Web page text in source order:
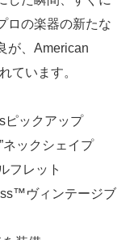
ロの楽器の新たな
が、American
ています。
ピックアップ
ネックシェイプ
フレット
ヴィンテージブ